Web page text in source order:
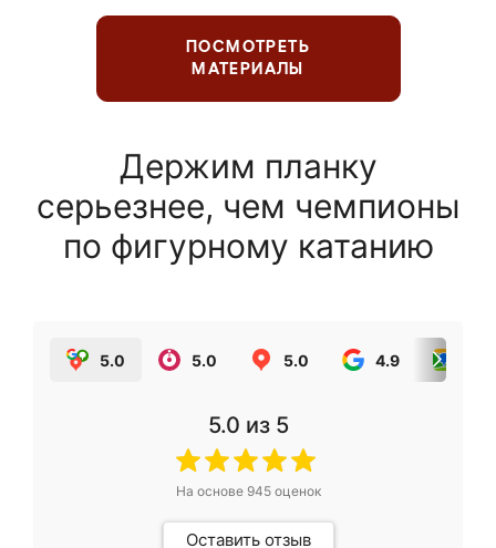
ПОСМОТРЕТЬ
МАТЕРИАЛЫ
Держим планку
серьезнее, чем чемпионы
по фигурному катанию
5.0 5.0 5.0 4.9
5.0 из 5
На основе 945оценок
Оставить отзыв